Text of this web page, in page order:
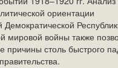
ориентации
Демократической
мировой войны также
причины столь быстрого